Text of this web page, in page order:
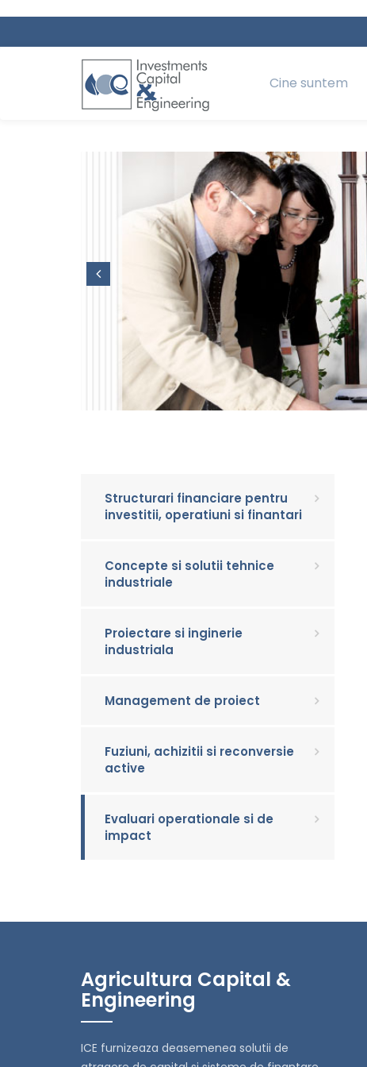
Cine suntem
Structurari financiare pentru
investitii, operatiuni si finantari
Concepte si solutii tehnice
industriale
Proiectare si inginerie
industriala
Management de proiect
Fuziuni, achizitii si reconversie
active
Evaluari operationale si de
impact
Agricultura Capital &
Engineering
ICE furnizeaza deasemenea solutii de